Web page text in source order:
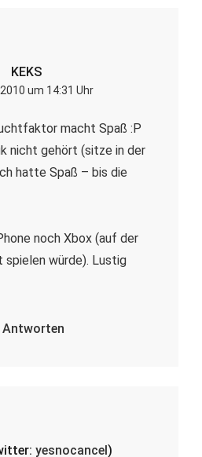
KEKS
um 14:31 Uhr
macht Spaß :P
nicht gehört (sitze in der
hatte Spaß – bis die
noch Xbox (auf der
spielen würde). Lustig
Antworten
yesnocancel)